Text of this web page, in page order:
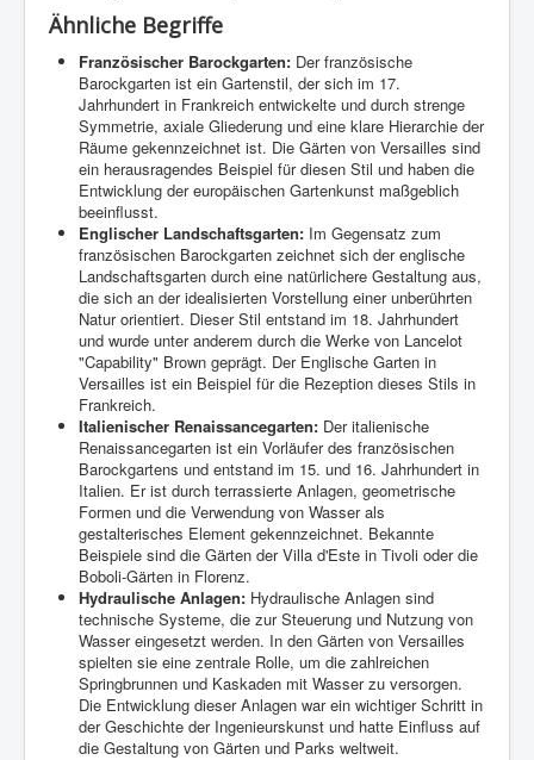
Ähnliche Begriffe
Französischer Barockgarten: Der französische
Barockgarten ist ein Gartenstil, der sich im 17.
Jahrhundert in Frankreich entwickelte und durch strenge
Symmetrie, axiale Gliederung und eine klare Hierarchie der
Räume gekennzeichnet ist. Die Gärten von Versailles sind
ein herausragendes Beispiel für diesen Stil und haben die
Entwicklung der europäischen Gartenkunst maßgeblich
beeinflusst.
Englischer Landschaftsgarten: Im Gegensatz zum
französischen Barockgarten zeichnet sich der englische
Landschaftsgarten durch eine natürlichere Gestaltung aus,
die sich an der idealisierten Vorstellung einer unberührten
Natur orientiert. Dieser Stil entstand im 18. Jahrhundert
und wurde unter anderem durch die Werke von Lancelot
"Capability" Brown geprägt. Der Englische Garten in
Versailles ist ein Beispiel für die Rezeption dieses Stils in
Frankreich.
Italienischer Renaissancegarten: Der italienische
Renaissancegarten ist ein Vorläufer des französischen
Barockgartens und entstand im 15. und 16. Jahrhundert in
Italien. Er ist durch terrassierte Anlagen, geometrische
Formen und die Verwendung von Wasser als
gestalterisches Element gekennzeichnet. Bekannte
Beispiele sind die Gärten der Villa d'Este in Tivoli oder die
Boboli-Gärten in Florenz.
Hydraulische Anlagen: Hydraulische Anlagen sind
technische Systeme, die zur Steuerung und Nutzung von
Wasser eingesetzt werden. In den Gärten von Versailles
spielten sie eine zentrale Rolle, um die zahlreichen
Springbrunnen und Kaskaden mit Wasser zu versorgen.
Die Entwicklung dieser Anlagen war ein wichtiger Schritt in
der Geschichte der Ingenieurskunst und hatte Einfluss auf
die Gestaltung von Gärten und Parks weltweit.